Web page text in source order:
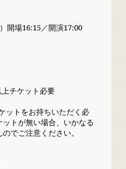
開場16:15／開演17:00
チケット必要
ットをお持ちいただく必
トが無い場合、いかなる
でご注意ください。